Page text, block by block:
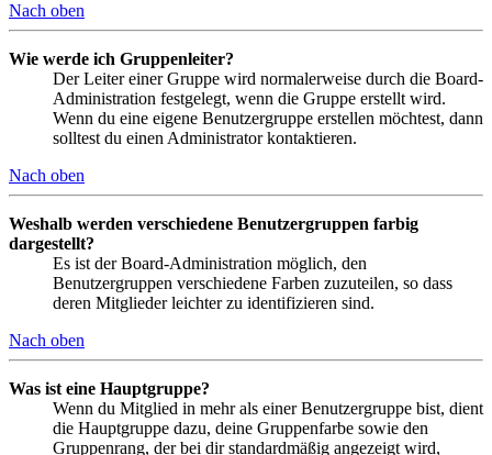
Nach oben
Wie werde ich Gruppenleiter?
Der Leiter einer Gruppe wird normalerweise durch die Board-
Administration festgelegt, wenn die Gruppe erstellt wird.
Wenn du eine eigene Benutzergruppe erstellen möchtest, dann
solltest du einen Administrator kontaktieren.
Nach oben
Weshalb werden verschiedene Benutzergruppen farbig
dargestellt?
Es ist der Board-Administration möglich, den
Benutzergruppen verschiedene Farben zuzuteilen, so dass
deren Mitglieder leichter zu identifizieren sind.
Nach oben
Was ist eine Hauptgruppe?
Wenn du Mitglied in mehr als einer Benutzergruppe bist, dient
die Hauptgruppe dazu, deine Gruppenfarbe sowie den
Gruppenrang, der bei dir standardmäßig angezeigt wird,